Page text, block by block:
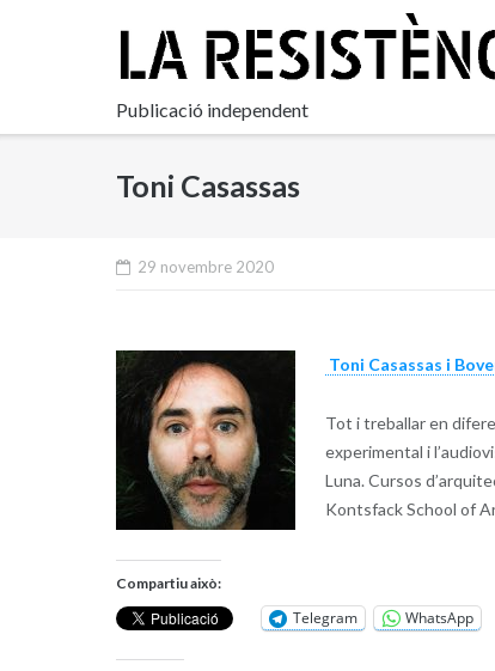
Publicació independent
Toni Casassas
29 novembre 2020
Toni Casassas i
Tot i treballar en
experimental i
Luna. Cursos
Kontsfack School of
Compartiu això:
Telegram WhatsApp